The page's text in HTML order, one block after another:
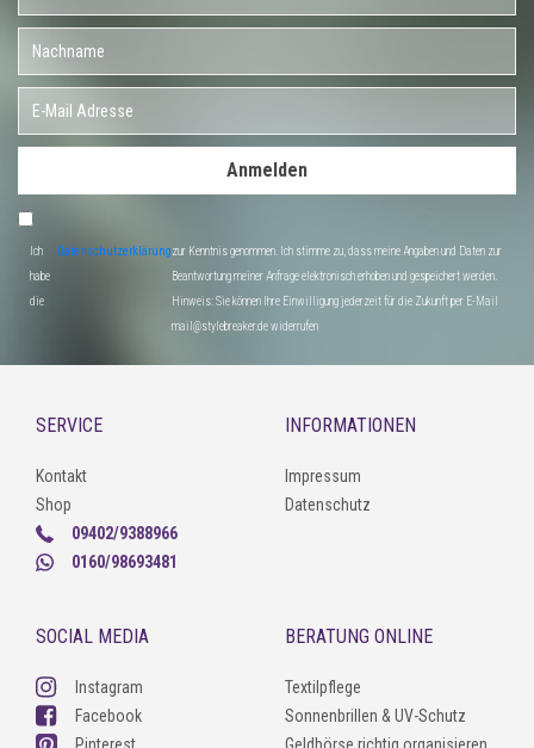
Anmelden
Ich
habe
die
Datenschutzerklärungzur Kenntnis genommen. Ich stimme zu, dass meine Angaben und Daten zur
Beantwortung meiner Anfrage elektronisch erhoben und gespeichert werden.
Hinweis: Sie können Ihre Einwilligung jederzeit für die Zukunft per E-Mail
mail@stylebreaker.de widerrufen
SERVICE
Kontakt
Shop
09402/9388966
0160/98693481
INFORMATIONEN
Impressum
Datenschutz
SOCIAL MEDIA
Instagram
Facebook
BERATUNG ONLINE
Textilpflege
Sonnenbrillen & UV-Schutz